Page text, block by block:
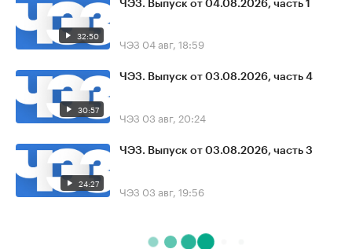
32:50
ЧЭЗ. Выпуск от 04.08.2026, часть 1
ЧЭЗ 04 авг, 18:59
30:57
ЧЭЗ. Выпуск от 03.08.2026, часть 4
ЧЭЗ 03 авг, 20:24
24:27
ЧЭЗ. Выпуск от 03.08.2026, часть 3
ЧЭЗ 03 авг, 19:56